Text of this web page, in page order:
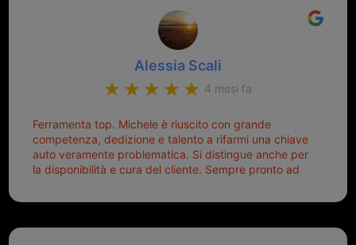
Alessia Scali
4 mesi fa
Ferramenta top. Michele è riuscito con grande
competenza, dedizione e talento a rifarmi una chiave
auto veramente problematica. Si distingue anche per
la disponibilità e cura del cliente. Sempre pronto ad